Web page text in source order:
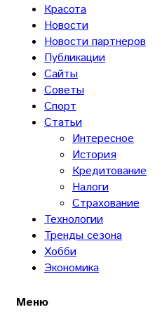
Красота
Новости
Новости партнеров
Публикации
Сайты
Советы
Спорт
Статьи
Интересное
История
Кредитование
Налоги
Страхование
Технологии
Тренды сезона
Хобби
Экономика
Меню